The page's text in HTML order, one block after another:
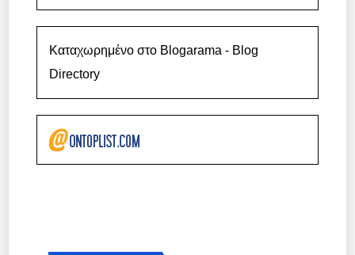
Καταχωρημένο στο Blogarama - Blog
Directory